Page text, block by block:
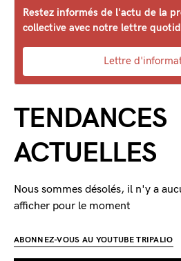
Restez informés de l'actu de la
collective avec notre lettre
Lettre
TENDANCES
ACTUELLES
Nous sommes désolés, il n'y a
afficher pour le moment
ABONNEZ-VOUS AU YOUTUBE TRIPALIO